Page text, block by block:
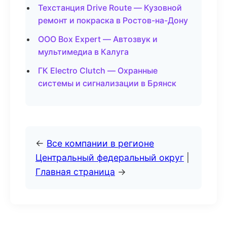
Техстанция Drive Route — Кузовной
ремонт и покраска в Ростов-на-Дону
ООО Box Expert — Автозвук и
мультимедиа в Калуга
ГК Electro Clutch — Охранные
системы и сигнализации в Брянск
← Все компании в регионе
Центральный федеральный округ
Главная страница →